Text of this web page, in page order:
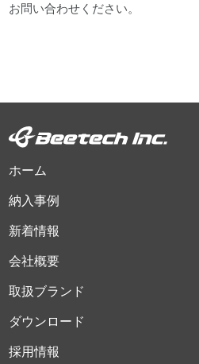
お問い合わせください。
ホーム
納入事例
新着情報
会社概要
取扱ブランド
ダウンロード
採用情報